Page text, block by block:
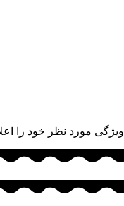
ویژگی مورد نظر خود را